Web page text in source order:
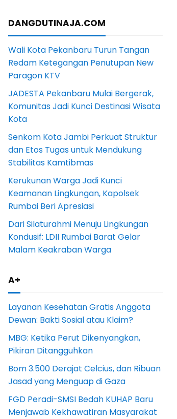
DANGDUTINAJA.COM
Wali Kota Pekanbaru Turun Tangan
Redam Ketegangan Penutupan New
Paragon KTV
JADESTA Pekanbaru Mulai Bergerak,
Komunitas Jadi Kunci Destinasi Wisata
Kota
Senkom Kota Jambi Perkuat Struktur
dan Etos Tugas untuk Mendukung
Stabilitas Kamtibmas
Kerukunan Warga Jadi Kunci
Keamanan Lingkungan, Kapolsek
Rumbai Beri Apresiasi
Dari Silaturahmi Menuju Lingkungan
Kondusif: LDII Rumbai Barat Gelar
Malam Keakraban Warga
A+
Layanan Kesehatan Gratis Anggota
Dewan: Bakti Sosial atau Klaim?
MBG: Ketika Perut Dikenyangkan,
Pikiran Ditangguhkan
Bom 3.500 Derajat Celcius, dan Ribuan
Jasad yang Menguap di Gaza
FGD Peradi-SMSI Bedah KUHAP Baru
Menjawab Kekhawatiran Masyarakat